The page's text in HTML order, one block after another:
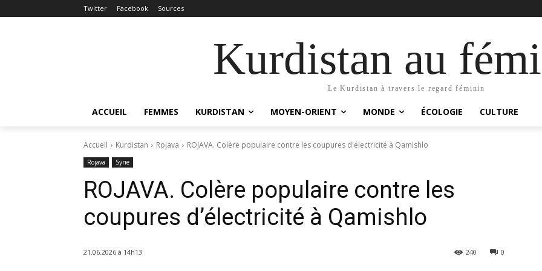
Twitter Facebook Sources
Kurdistan au
Le Kurdistan à travers le regard féminin
ACCUEIL FEMMES KURDISTAN MOYEN-ORIENT MONDE ÉCOLOGIE CULTURE
Accueil Kurdistan Rojava ROJAVA. Colère populaire contre les coupures d'électricité à Qamishlo
Rojava Syrie
ROJAVA. Colère populaire contre les
coupures d’électricité à Qamishlo
21.06.2026 à 14h13 0
240